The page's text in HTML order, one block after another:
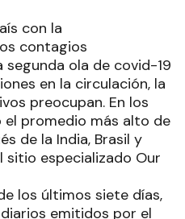
con la
contagios
ola de covid-19
en la circulación, la
preocupan. En los
el promedio más alto de
de la India, Brasil y
sitio especializado Our
los últimos siete días,
emitidos por el